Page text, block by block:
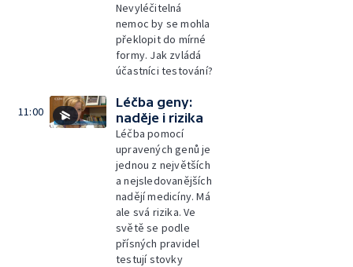
Nevyléčitelná
nemoc by se mohla
překlopit do mírné
formy. Jak zvládá
účastníci testování?
11:00
Léčba geny:
naděje i rizika
Léčba pomocí
upravených genů je
jednou z největších
a nejsledovanějších
nadějí medicíny. Má
ale svá rizika. Ve
světě se podle
přísných pravidel
testují stovky